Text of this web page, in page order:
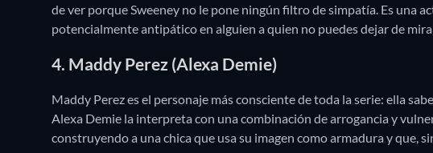
de ver porque Sweeney no le pone ningún filtro de simpatía. Es una
potencialmente antipático en alguien a quien no puedes dejar de
4. Maddy Perez (Alexa Demie)
Maddy Perez es el personaje más consciente de toda la serie: ella
Alexa Demie la interpreta con una combinación de arrogancia y
construyendo a una chica que usa su imagen como armadura y que,